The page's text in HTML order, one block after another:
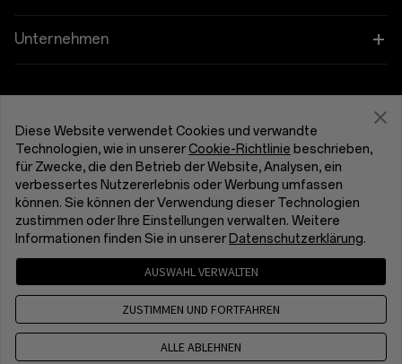
OnePlus Nord 4
OnePlus Nord CE4 Lite 5G
Pakete
Lifestyle
OnePlus Trade-In
FAQs zum Thema Kauf
Benutzerhandbücher
Kontakt
Fehlerbehebung
Unternehmen
Community
Red Cable Club
OnePlus Store-App
Nachhaltigkeit
Deutschland (Deutsch)
Benutzervereinbarung
Verkaufsbedingungen gelesen und stimme ihnen zu
Security Response Center (OneSRC)
Cookies
© 2013 - 2026 OnePlus. All Rights Reserved.
Diese Website verwendet Cookies und verwandte
Technologien, wie in unsererCookie-Richtlinie beschrieben,
für Zwecke, die den Betrieb der Website, Analysen, ein
verbessertes Nutzererlebnis oder Werbung umfassen
können. Sie können der Verwendung dieser Technologien
zustimmen oder Ihre Einstellungen verwalten. Weitere
Informationen finden Sie in unserer Datenschutzerklärung.
AUSWAHL VERWALTEN
ZUSTIMMEN UND FORTFAHREN
ALLE ABLEHNEN